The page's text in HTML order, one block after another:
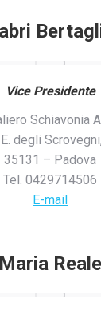
Vice Presidente
Schiavonia
degli
35131 – Padova
Tel. 0429714506
E-mail
Maria Reale